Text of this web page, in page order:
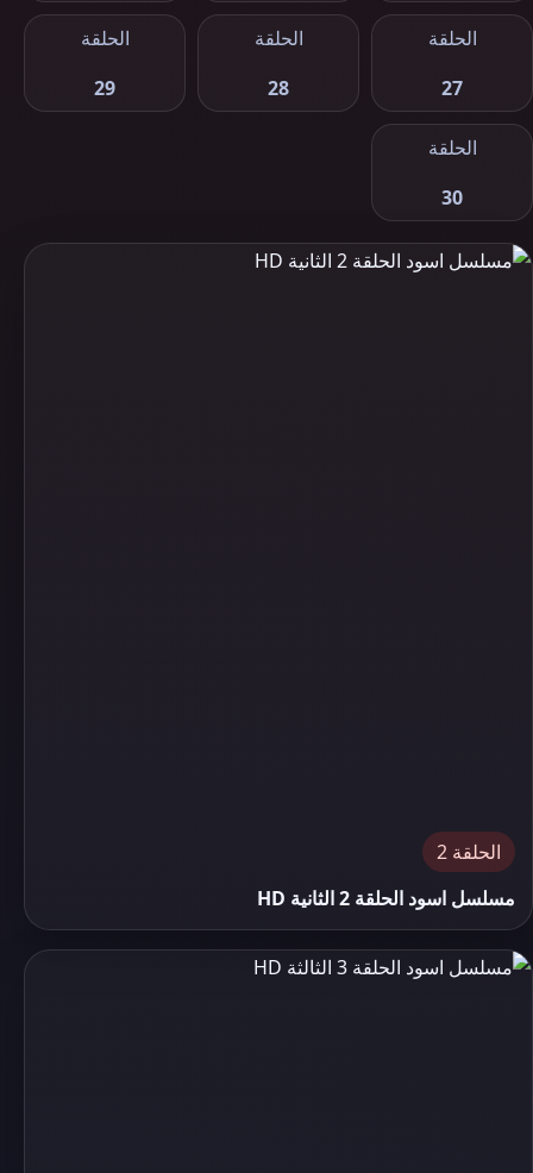
الحلقة
27
الحلقة
28
الحلقة
29
الحلقة
30
الحلقة 2
مسلسل اسود الحلقة 2 الثانية HD